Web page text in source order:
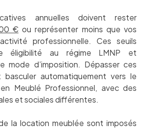
annuelles doivent rester
€ou représenter moins que vos
professionnelle. Ces seuils
éligibilité au régime LMNP et
mode d’imposition. Dépasser ces
automatiquement vers le
Meublé Professionnel, avec des
et sociales différentes.
la location meublée sont imposés